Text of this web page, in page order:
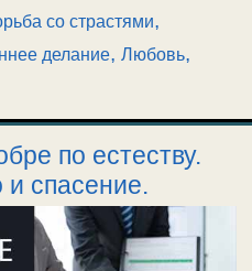
со страстями,
делание, Любовь,
по естеству.
спасение.